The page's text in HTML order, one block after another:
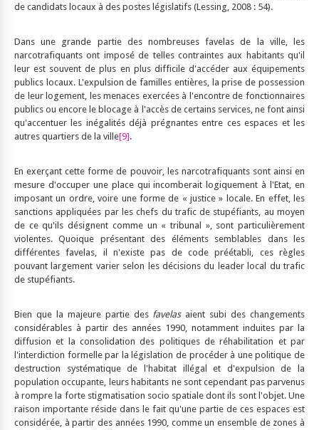
de candidats locaux à des postes législatifs (Lessing, 2008 : 54).
Dans une grande partie des nombreuses favelas de la ville, les
narcotrafiquants ont imposé de telles contraintes aux habitants qu'il
leur est souvent de plus en plus difficile d'accéder aux équipements
publics locaux. L'expulsion de familles entières, la prise de possession
de leur logement, les menaces exercées à l'encontre de fonctionnaires
publics ou encore le blocage à l'accès de certains services, ne font ainsi
qu'accentuer les inégalités déjà prégnantes entre ces espaces et les
autres quartiers de la ville[9].
En exerçant cette forme de pouvoir, les narcotrafiquants sont ainsi en
mesure d'occuper une place qui incomberait logiquement à l'Etat, en
imposant un ordre, voire une forme de « justice » locale. En effet, les
sanctions appliquées par les chefs du trafic de stupéfiants, au moyen
de ce qu'ils désignent comme un « tribunal », sont particulièrement
violentes. Quoique présentant des éléments semblables dans les
différentes favelas, il n'existe pas de code préétabli, ces règles
pouvant largement varier selon les décisions du leader local du trafic
de stupéfiants.
Bien que la majeure partie des favelasaient subi des changements
considérables à partir des années 1990, notamment induites par la
diffusion et la consolidation des politiques de réhabilitation et par
l'interdiction formelle par la législation de procéder à une politique de
destruction systématique de l'habitat illégal et d'expulsion de la
population occupante, leurs habitants ne sont cependant pas parvenus
à rompre la forte stigmatisation socio spatiale dont ils sont l'objet. Une
raison importante réside dans le fait qu'une partie de ces espaces est
considérée, à partir des années 1990, comme un ensemble de zones à